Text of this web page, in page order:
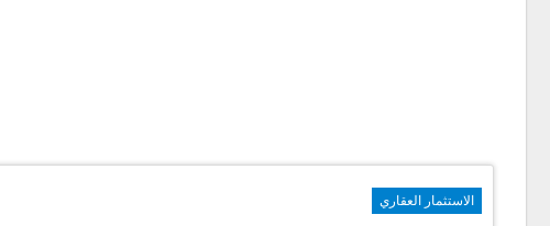
الاستثمار العقاري